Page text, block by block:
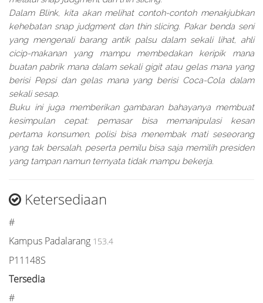
Dalam Blink, kita akan melihat contoh-contoh menakjubkan
kehebatan snap judgment dan thin slicing. Pakar benda seni
yang mengenali barang antik palsu dalam sekali lihat, ahli
cicip-makanan yang mampu membedakan keripik mana
buatan pabrik mana dalam sekali gigit atau gelas mana yang
berisi Pepsi dan gelas mana yang berisi Coca-Cola dalam
sekali sesap.
Buku ini juga memberikan gambaran bahayanya membuat
kesimpulan cepat: pemasar bisa memanipulasi kesan
pertama konsumen, polisi bisa menembak mati seseorang
yang tak bersalah, peserta pemilu bisa saja memilih presiden
yang tampan namun ternyata tidak mampu bekerja.
Ketersediaan
#
Kampus Padalarang 153.4
P11148S
Tersedia
#